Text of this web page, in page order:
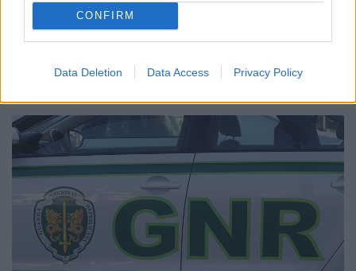
CONFIRM
Data Deletion Data Access Privacy Policy
Miss Portugal 2026 hoje no stand do Correio de
Azeméis > "Jornalista por uma hora" põe crianças a
entrevistar Isabela Santos